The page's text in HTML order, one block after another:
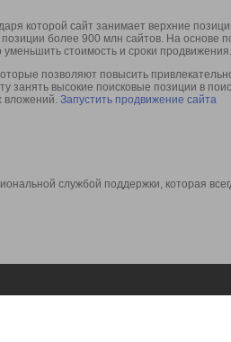
которой сайт занимает верхние
более 900 млн сайтов. На основе
стоимость и сроки продвижения.
позволяют повысить
занять высокие поисковые позиции в
вложений. Запустить продвижение сайта
службой поддержки, которая